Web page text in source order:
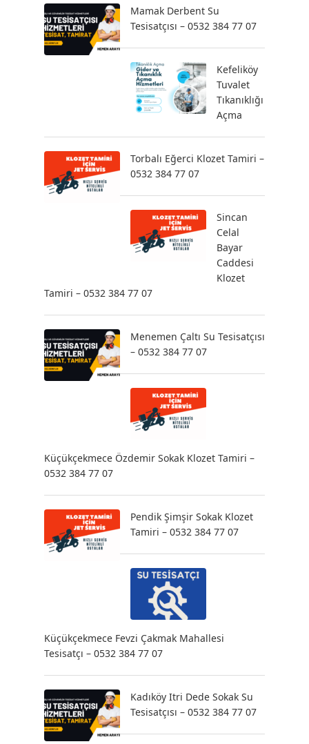
Mamak Derbent Su
Tesisatçısı – 0532 384 77 07
Kefeliköy
Tuvalet
Tıkanıklığı
Açma
Torbalı Eğerci Klozet Tamiri –
0532 384 77 07
Sincan
Celal
Bayar
Caddesi
Klozet
Tamiri – 0532 384 77 07
Menemen Çaltı Su Tesisatçısı
– 0532 384 77 07
Küçükçekmece Özdemir Sokak Klozet Tamiri –
0532 384 77 07
Pendik Şimşir Sokak Klozet
Tamiri – 0532 384 77 07
Küçükçekmece Fevzi Çakmak Mahallesi
Tesisatçı – 0532 384 77 07
Kadıköy Itri Dede Sokak Su
Tesisatçısı – 0532 384 77 07